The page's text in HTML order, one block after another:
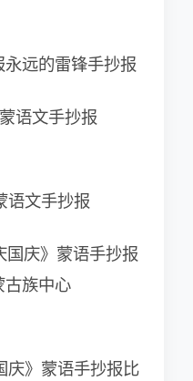
远的雷锋手抄报
语文手抄报
庆》蒙语手抄报比